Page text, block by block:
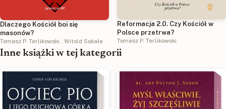
Dlaczego Kościół boi się
masonów?
Tomasz P. Terlikowski , Witold Sokała
Reformacja 2.0. Czy Kościół w
Polsce przetrwa?
Tomasz P. Terlikowski
Inne książki w tej kategorii